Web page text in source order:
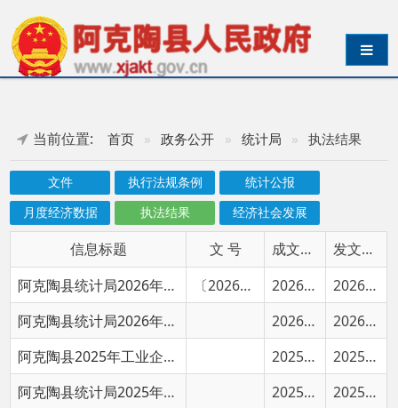
导航切换
月度经济数据
执法结果 经济社会发展
信息标题 文 号 成文日期
〔2026〕号 2026-07-07
2026-07-09
阿克陶县统计局2026年“谁执法谁普法”具体普法责任清单
2026-04-23
阿克陶县2025年工业企业数据核查结果
2025-11-10
阿克陶县统计局2024年度行政执法统计报告 2025-02-18 2025-02-20